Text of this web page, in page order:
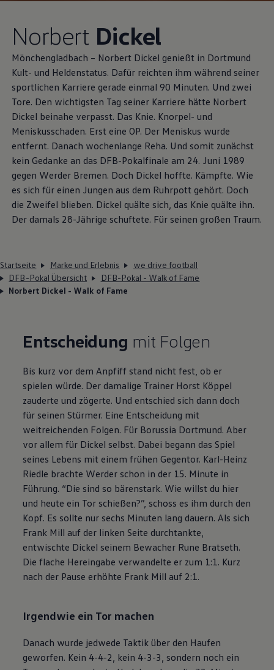
Norbert Dickel
Mönchengladbach – Norbert Dickel genießt in Dortmund
Kult- und Heldenstatus. Dafür reichten ihm während seiner
sportlichen Karriere gerade einmal 90 Minuten. Und zwei
Tore. Den wichtigsten Tag seiner Karriere hätte Norbert
Dickel beinahe verpasst. Das Knie. Knorpel- und
Meniskusschaden. Erst eine OP. Der Meniskus wurde
entfernt. Danach wochenlange Reha. Und somit zunächst
kein Gedanke an das DFB-Pokalfinale am 24. Juni 1989
gegen Werder Bremen. Doch Dickel hoffte. Kämpfte. Wie
es sich für einen Jungen aus dem Ruhrpott gehört. Doch
die Zweifel blieben. Dickel quälte sich, das Knie quälte ihn.
Der damals 28-Jährige schuftete. Für seinen großen Traum.​
Startseite Marke und Erlebnis
we drive football
DFB-Pokal Übersicht
DFB-Pokal - Walk of Fame
Norbert Dickel - Walk of Fame
Entscheidung mit Folgen​
Bis kurz vor dem Anpfiff stand nicht fest, ob er
spielen würde. Der damalige Trainer Horst Köppel
zauderte und zögerte. Und entschied sich dann doch
für seinen Stürmer. Eine Entscheidung mit
weitreichenden Folgen. Für Borussia Dortmund. Aber
vor allem für Dickel selbst. Dabei begann das Spiel
seines Lebens mit einem frühen Gegentor. Karl-Heinz
Riedle brachte Werder schon in der 15. Minute in
Führung. “Die sind so bärenstark. Wie willst du hier
und heute ein Tor schießen?”, schoss es ihm durch den
Kopf. Es sollte nur sechs Minuten lang dauern. Als sich
Frank Mill auf der linken Seite durchtankte,
entwischte Dickel seinem Bewacher Rune Bratseth.
Die flache Hereingabe verwandelte er zum 1:1. Kurz
nach der Pause erhöhte Frank Mill auf 2:1.
Irgendwie ein Tor machen
Danach wurde jedwede Taktik über den Haufen
geworfen. Kein 4-4-2, kein 4-3-3, sondern noch ein